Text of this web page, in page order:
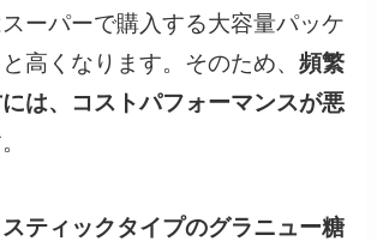
ーパーで購入する大容量パッケ
高くなります。そのため、頻繁
は、コストパフォーマンスが悪
ティックタイプのグラニュー糖